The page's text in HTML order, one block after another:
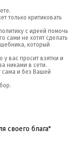
только критиковать
с идеей помочь
сами не хотят сделать
который
у вас просит взятки и
никами в сети.
сама и без Вашей
своего блага"